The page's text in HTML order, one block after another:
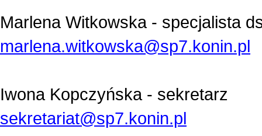
Marlena Witkowska - specjalista
marlena.witkowska@sp7.konin.pl
Iwona Kopczyńska - sekretarz
sekretariat@sp7.konin.pl